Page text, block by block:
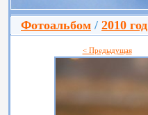
Фотоальбом / 2010 год
< Предыдущая